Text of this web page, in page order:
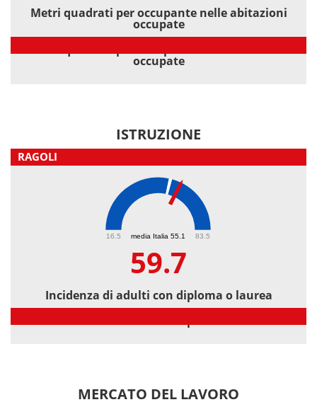
Metri quadrati per occupante nelle abitazioni
occupate
occupate
ISTRUZIONE
RAGOLI
media Italia 55.1
16.5 83.5
59.7
Incidenza di adulti con diploma o laurea
MERCATO DEL LAVORO